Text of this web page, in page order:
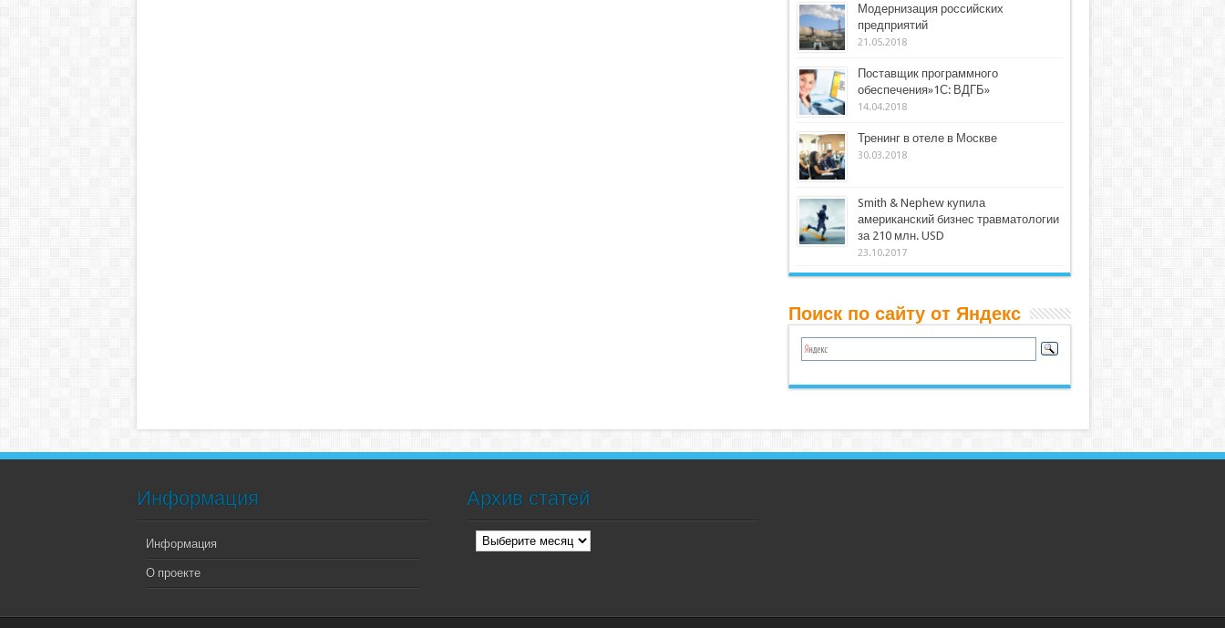
Модернизация российских
предприятий
21.05.2018
Поставщик программного
обеспечения»1С: ВДГБ»
14.04.2018
Тренинг в отеле в Москве
30.03.2018
Smith & Nephew купила
американский бизнес травматологии
за 210 млн. USD
23.10.2017
Поиск по сайту от Яндекс
Информация
Информация
О проекте
Архив статей
Архив
статей